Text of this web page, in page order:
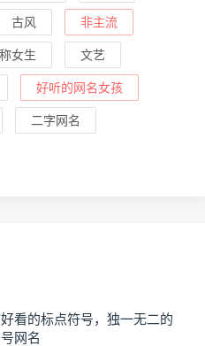
古风 非主流
女生 文艺
好听的网名女孩
二字网名
看的标点符号，独一无二的
网名